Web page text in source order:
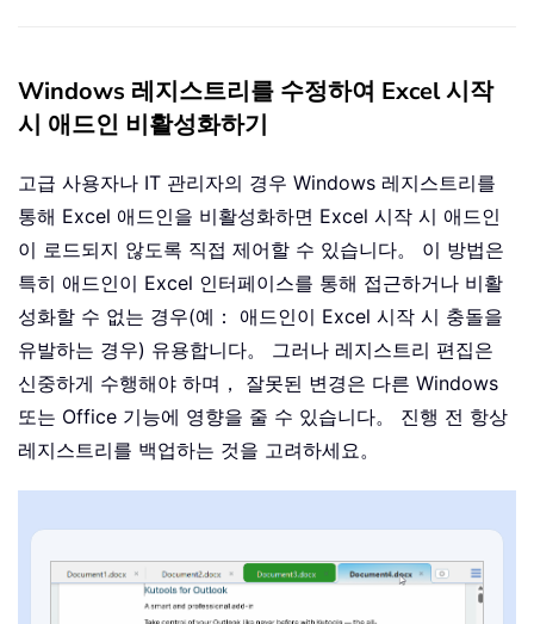
Windows 레지스트리를 수정하여 Excel 시작
시 애드인 비활성화하기
고급 사용자나 IT 관리자의 경우 Windows 레지스트리를
통해 Excel 애드인을 비활성화하면 Excel 시작 시 애드인
이 로드되지 않도록 직접 제어할 수 있습니다。 이 방법은
특히 애드인이 Excel 인터페이스를 통해 접근하거나 비활
성화할 수 없는 경우(예： 애드인이 Excel 시작 시 충돌을
유발하는 경우) 유용합니다。 그러나 레지스트리 편집은
신중하게 수행해야 하며， 잘못된 변경은 다른 Windows
또는 Office 기능에 영향을 줄 수 있습니다。 진행 전 항상
레지스트리를 백업하는 것을 고려하세요。